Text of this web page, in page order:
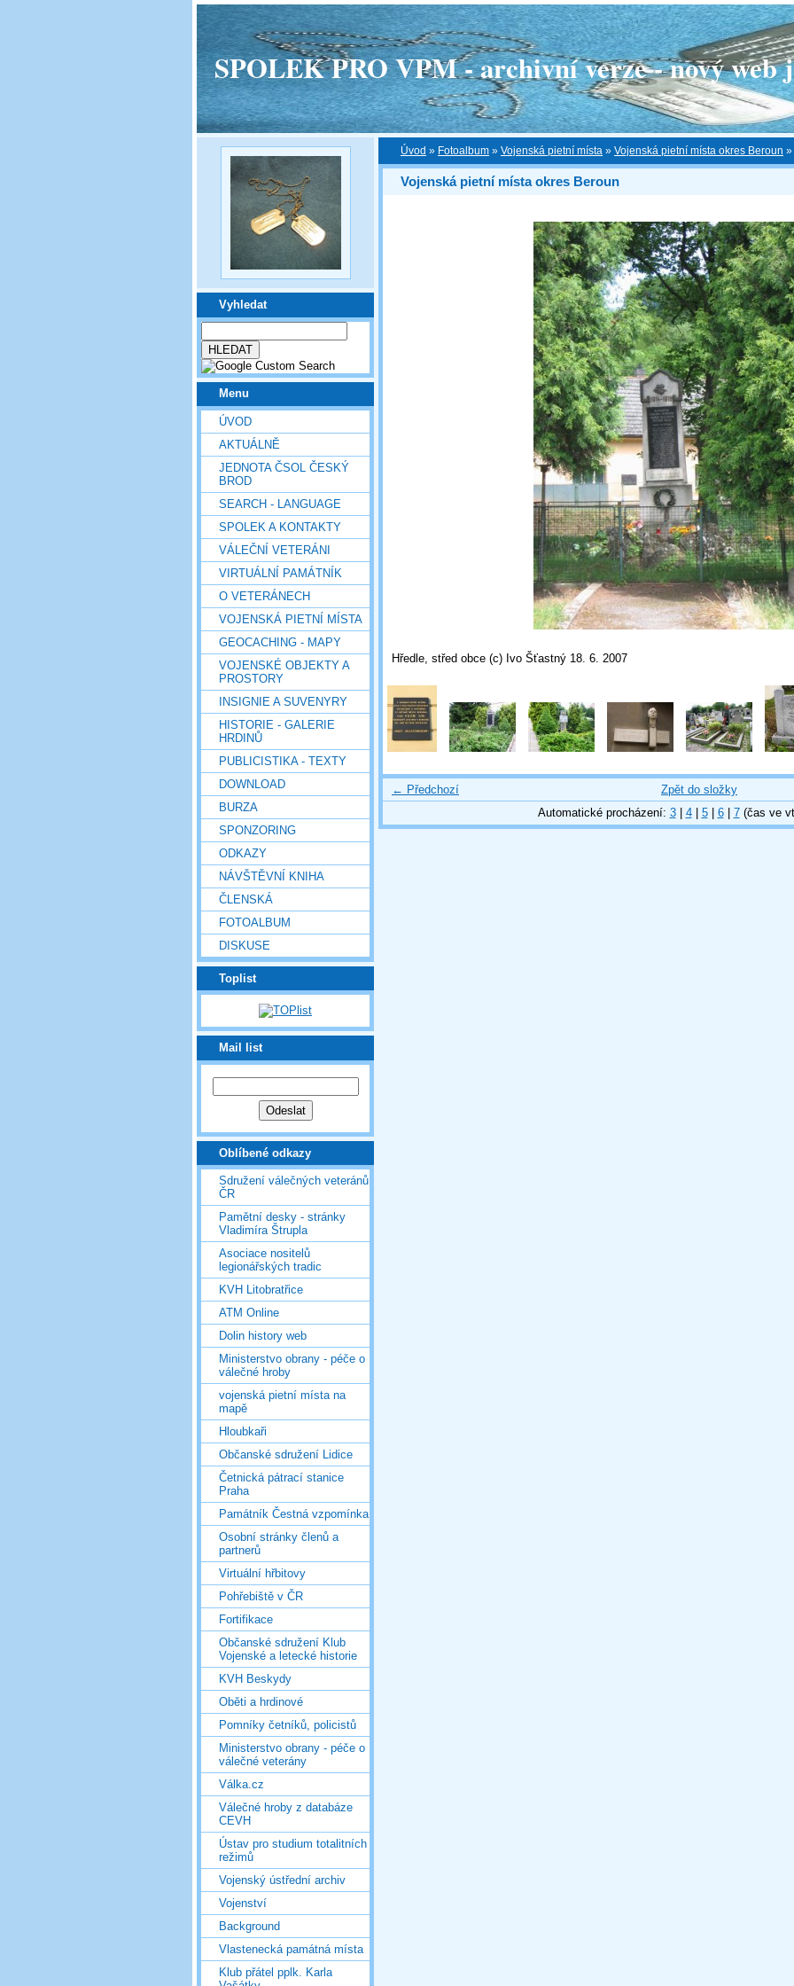
SPOLEK PRO VPM - archivní verze - nový web
Vyhledat
Menu
ÚVOD
AKTUÁLNĚ
JEDNOTA ČSOL ČESKÝ
BROD
SEARCH - LANGUAGE
SPOLEK A KONTAKTY
VÁLEČNÍ VETERÁNI
VIRTUÁLNÍ PAMÁTNÍK
O VETERÁNECH
VOJENSKÁ PIETNÍ MÍSTA
GEOCACHING - MAPY
VOJENSKÉ OBJEKTY A
PROSTORY
INSIGNIE A SUVENYRY
HISTORIE - GALERIE
HRDINŮ
PUBLICISTIKA - TEXTY
DOWNLOAD
BURZA
SPONZORING
ODKAZY
NÁVŠTĚVNÍ KNIHA
ČLENSKÁ
FOTOALBUM
DISKUSE
Toplist
Mail list
Oblíbené odkazy
Sdružení válečných veteránů
ČR
Pamětní desky - stránky
Vladimíra Štrupla
Asociace nositelů
legionářských tradic
KVH Litobratřice
ATM Online
Dolin history web
Ministerstvo obrany - péče o
válečné hroby
vojenská pietní místa na
mapě
Hloubkaři
Občanské sdružení Lidice
Četnická pátrací stanice
Praha
Památník Čestná vzpomínka
Osobní stránky členů a
partnerů
Virtuální hřbitovy
Pohřebiště v ČR
Fortifikace
Občanské sdružení Klub
Vojenské a letecké historie
KVH Beskydy
Oběti a hrdinové
Pomníky četníků, policistů
Ministerstvo obrany - péče o
válečné veterány
Válka.cz
Válečné hroby z databáze
CEVH
Ústav pro studium totalitních
režimů
Vojenský ústřední archiv
Vojenství
Background
Vlastenecká památná místa
Klub přátel pplk. Karla
Úvod » Fotoalbum » Vojenská pietní místa » Vojenská pietní místa okres Beroun »
Vojenská pietní místa okres Beroun
Hředle, střed obce (c) Ivo Šťastný 18. 6. 2007
← Předchozí
Zpět do složky
Automatické procházení: 3| 4| 5| 6| 7(čas ve